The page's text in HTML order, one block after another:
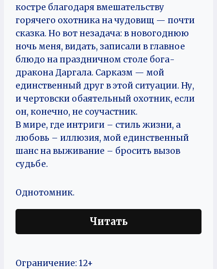
костре благодаря вмешательству
горячего охотника на чудовищ — почти
сказка. Но вот незадача: в новогоднюю
ночь меня, видать, записали в главное
блюдо на праздничном столе бога-
дракона Даргала. Сарказм — мой
единственный друг в этой ситуации. Ну,
и чертовски обаятельный охотник, если
он, конечно, не соучастник.
В мире, где интриги – стиль жизни, а
любовь – иллюзия, мой единственный
шанс на выживание – бросить вызов
судьбе.
Однотомник.
Читать
Ограничение: 12+